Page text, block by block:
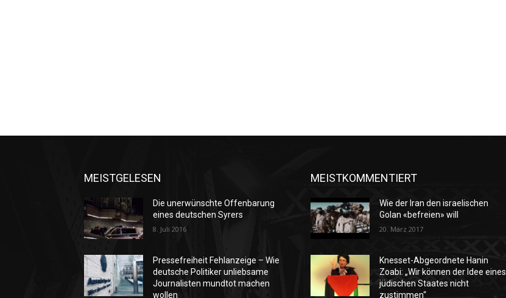
MEISTGELESEN
Die unerwünschte Offenbarung
eines deutschen Syrers
8. Juli 2016
Pressefreiheit Fehlanzeige – Wie
deutsche Politiker unliebsame
Journalisten mundtot machen
wollen
MEISTKOMMENTIERT
Wie der Iran den israelischen
Golan «befreien» will
20. März 2017
Knesset-Abgeordnete Hanin
Zoabi: „Wir können der Idee eines
jüdischen Staates nicht
zustimmen“